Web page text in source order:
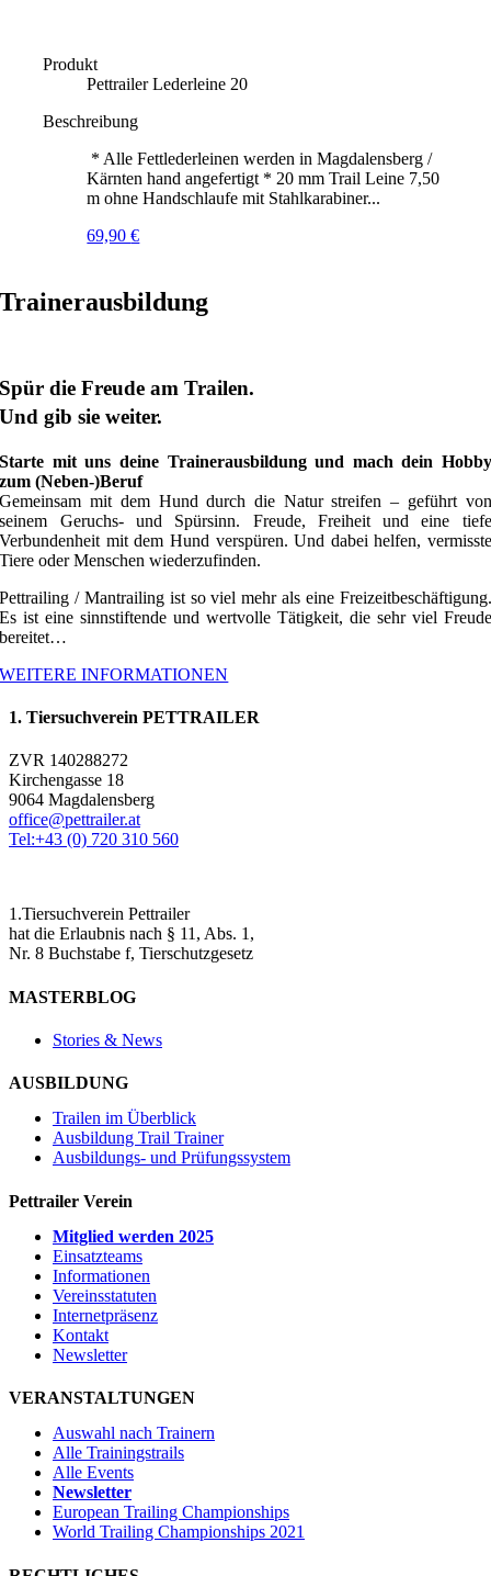
Produkt
Pettrailer Lederleine 20
Beschreibung
* Alle Fettlederleinen werden in Magdalensberg /
Kärnten hand angefertigt * 20 mm Trail Leine 7,50
m ohne Handschlaufe mit Stahlkarabiner...
69,90€
Trainerausbildung
Spür die Freude am Trailen.
Und gib sie weiter.
Starte mit uns deine Trainerausbildung und mach dein Hobby
zum (Neben-)Beruf
Gemeinsam mit dem Hund durch die Natur streifen – geführt von
seinem Geruchs- und Spürsinn. Freude, Freiheit und eine tiefe
Verbundenheit mit dem Hund verspüren. Und dabei helfen, vermisste
Tiere oder Menschen wiederzufinden.
Pettrailing / Mantrailing ist so viel mehr als eine Freizeitbeschäftigung.
Es ist eine sinnstiftende und wertvolle Tätigkeit, die sehr viel Freude
bereitet…
WEITERE INFORMATIONEN
1. Tiersuchverein PETTRAILER
ZVR 140288272
Kirchengasse 18
9064 Magdalensberg
office@pettrailer.at
Tel:+43 (0) 720 310 560
1.Tiersuchverein Pettrailer
hat die Erlaubnis nach § 11, Abs. 1,
Nr. 8 Buchstabe f, Tierschutzgesetz
MASTERBLOG
Stories & News
AUSBILDUNG
Trailen im Überblick
Ausbildung Trail Trainer
Ausbildungs- und Prüfungssystem
Pettrailer Verein
Mitglied werden 2025
Einsatzteams
Informationen
Vereinsstatuten
Internetpräsenz
Kontakt
Newsletter
VERANSTALTUNGEN
Auswahl nach Trainern
Alle Trainingstrails
Alle Events
Newsletter
European Trailing Championships
World Trailing Championships 2021